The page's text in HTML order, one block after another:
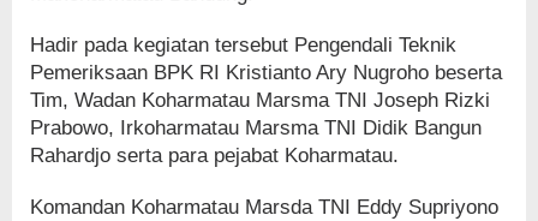
Hadir pada kegiatan tersebut Pengendali Teknik
Pemeriksaan BPK RI Kristianto Ary Nugroho beserta
Tim, Wadan Koharmatau Marsma TNI Joseph Rizki
Prabowo, Irkoharmatau Marsma TNI Didik Bangun
Rahardjo serta para pejabat Koharmatau.
Komandan Koharmatau Marsda TNI Eddy Supriyono